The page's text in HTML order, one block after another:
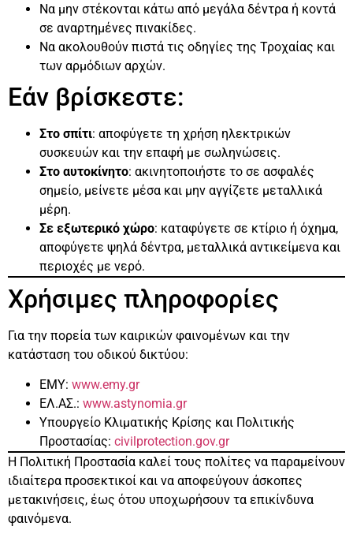
Να μην στέκονται κάτω από μεγάλα δέντρα ή κοντά
σε αναρτημένες πινακίδες.
Να ακολουθούν πιστά τις οδηγίες της Τροχαίας και
των αρμόδιων αρχών.
Εάν βρίσκεστε:
Στο σπίτι: αποφύγετε τη χρήση ηλεκτρικών
συσκευών και την επαφή με σωληνώσεις.
Στο αυτοκίνητο: ακινητοποιήστε το σε ασφαλές
σημείο, μείνετε μέσα και μην αγγίζετε μεταλλικά
μέρη.
Σε εξωτερικό χώρο: καταφύγετε σε κτίριο ή όχημα,
αποφύγετε ψηλά δέντρα, μεταλλικά αντικείμενα και
περιοχές με νερό.
Χρήσιμες πληροφορίες
Για την πορεία των καιρικών φαινομένων και την
κατάσταση του οδικού δικτύου:
ΕΜΥ: www.emy.gr
ΕΛ.ΑΣ.: www.astynomia.gr
Υπουργείο Κλιματικής Κρίσης και Πολιτικής
Προστασίας: civilprotection.gov.gr
Η Πολιτική Προστασία καλεί τους πολίτες να παραμείνουν
ιδιαίτερα προσεκτικοί και να αποφεύγουν άσκοπες
μετακινήσεις, έως ότου υποχωρήσουν τα επικίνδυνα
φαινόμενα.